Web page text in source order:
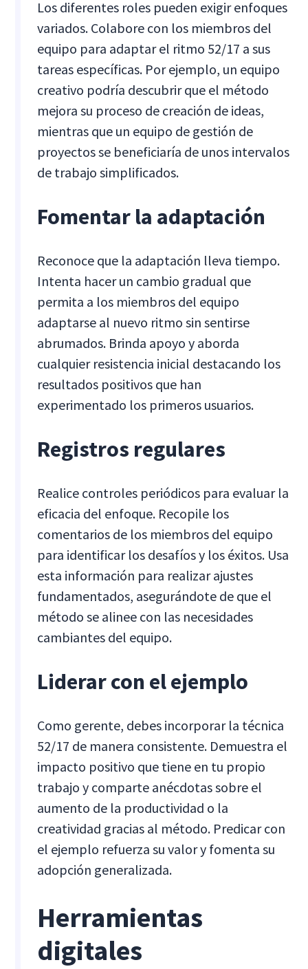
Los diferentes roles pueden exigir enfoques
variados. Colabore con los miembros del
equipo para adaptar el ritmo 52/17 a sus
tareas específicas. Por ejemplo, un equipo
creativo podría descubrir que el método
mejora su proceso de creación de ideas,
mientras que un equipo de gestión de
proyectos se beneficiaría de unos intervalos
de trabajo simplificados.
Fomentar la adaptación
Reconoce que la adaptación lleva tiempo.
Intenta hacer un cambio gradual que
permita a los miembros del equipo
adaptarse al nuevo ritmo sin sentirse
abrumados. Brinda apoyo y aborda
cualquier resistencia inicial destacando los
resultados positivos que han
experimentado los primeros usuarios.
Registros regulares
Realice controles periódicos para evaluar la
eficacia del enfoque. Recopile los
comentarios de los miembros del equipo
para identificar los desafíos y los éxitos. Usa
esta información para realizar ajustes
fundamentados, asegurándote de que el
método se alinee con las necesidades
cambiantes del equipo.
Liderar con el ejemplo
Como gerente, debes incorporar la técnica
52/17 de manera consistente. Demuestra el
impacto positivo que tiene en tu propio
trabajo y comparte anécdotas sobre el
aumento de la productividad o la
creatividad gracias al método. Predicar con
el ejemplo refuerza su valor y fomenta su
adopción generalizada.
Herramientas
digitales